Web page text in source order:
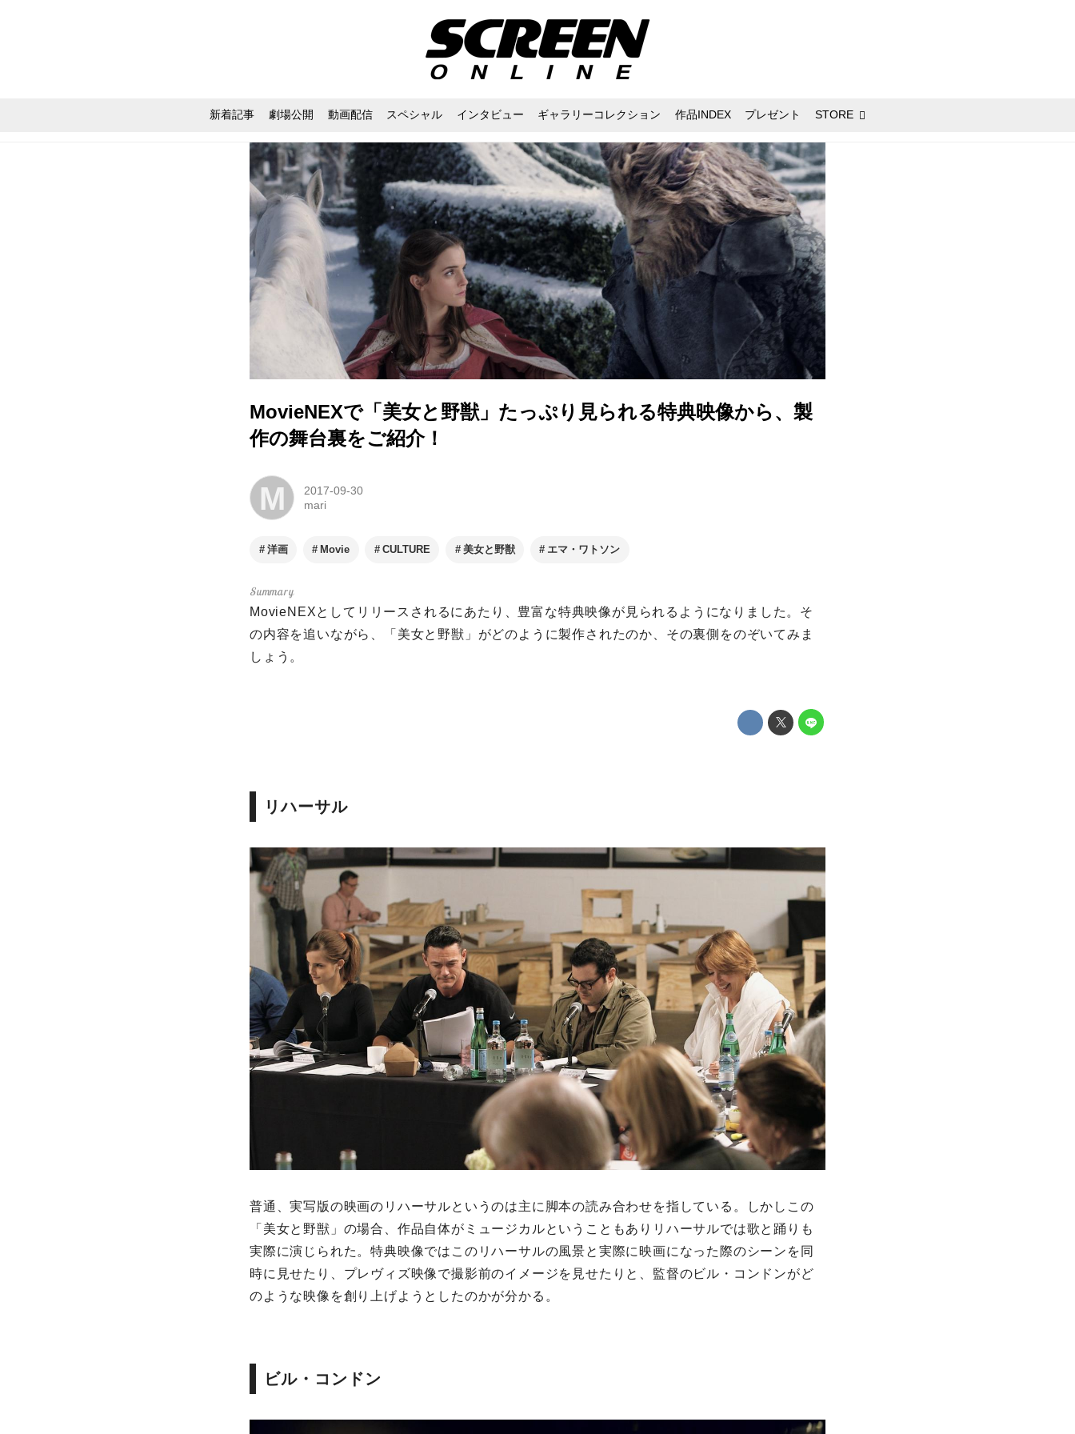
新着記事 劇場公開 動画配信 スペシャル インタビュー ギャラリーコレクション 作品INDEX プレゼント STORE
MovieNEXで「美女と野獣」たっぷり見られる特典映像から、製
作の舞台裏をご紹介！
M
2017-09-30
mari
洋画 Movie CULTURE 美女と野獣 エマ・ワトソン
MovieNEXとしてリリースされるにあたり、豊富な特典映像が見られるようになりました。そ
の内容を追いながら、「美女と野獣」がどのように製作されたのか、その裏側をのぞいてみま
しょう。
リハーサル
普通、実写版の映画のリハーサルというのは主に脚本の読み合わせを指している。しかしこの
「美女と野獣」の場合、作品自体がミュージカルということもありリハーサルでは歌と踊りも
実際に演じられた。特典映像ではこのリハーサルの風景と実際に映画になった際のシーンを同
時に見せたり、プレヴィズ映像で撮影前のイメージを見せたりと、監督のビル・コンドンがど
のような映像を創り上げようとしたのかが分かる。
ビル・コンドン